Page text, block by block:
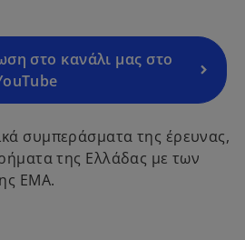
στο κανάλι μας στο
n
e
t
συμπεράσματα της έρευνας,
της Ελλάδας με των
EMA.